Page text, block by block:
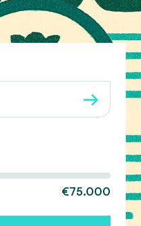
€75.000